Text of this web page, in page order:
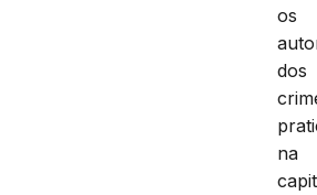
os
dos
na